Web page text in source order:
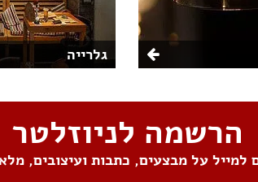
גלרייה
הרשמה לניוזלטר
למייל על מבצעים, כתבות ועיצובים,